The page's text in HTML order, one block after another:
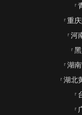
重
河
湖
湖北